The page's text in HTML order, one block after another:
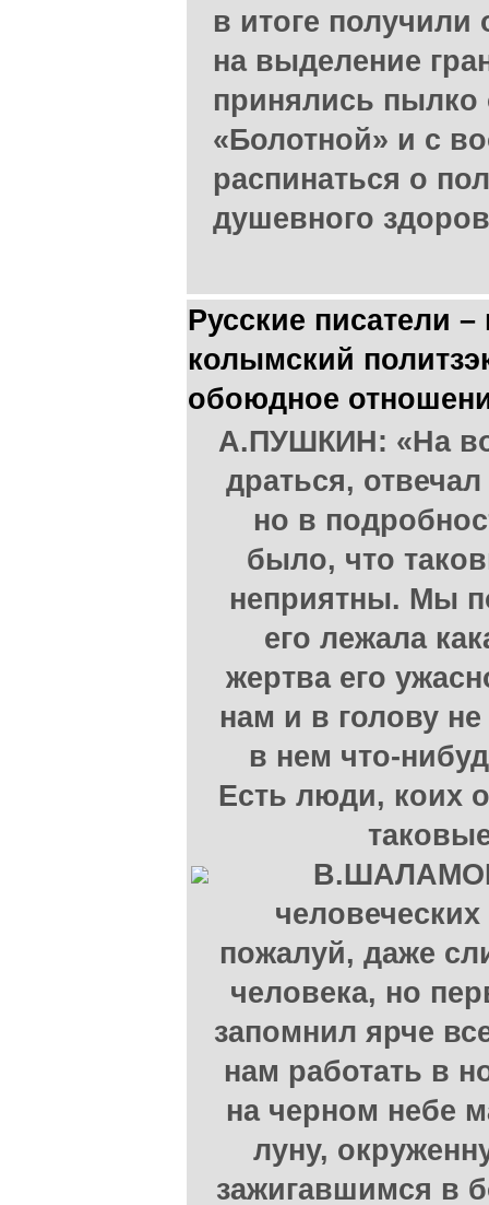
в итоге получили
на выделение
принялись пылко
«Болотной» и с
распинаться о
душевного
Русские писатели
колымский
обоюдное
А.ПУШКИН: «На
драться,
но в
было, что
неприятны. Мы
его лежала
жертва его
нам и в голову
в нем что-
Есть люди, коих
пожалуй, даже
человека, но
запомнил ярче
нам работать в
на черном небе
луну,
зажигавшимся в